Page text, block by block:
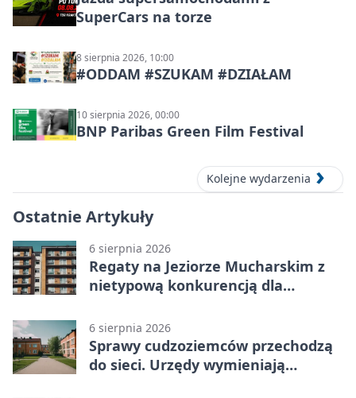
SuperCars na torze
8 sierpnia 2026, 10:00
#ODDAM #SZUKAM #DZIAŁAM
10 sierpnia 2026, 00:00
BNP Paribas Green Film Festival
Kolejne wydarzenia
Ostatnie Artykuły
6 sierpnia 2026
Regaty na Jeziorze Mucharskim z
nietypową konkurencją dla
6 sierpnia 2026
Sprawy cudzoziemców przechodzą
do sieci. Urzędy wymieniają